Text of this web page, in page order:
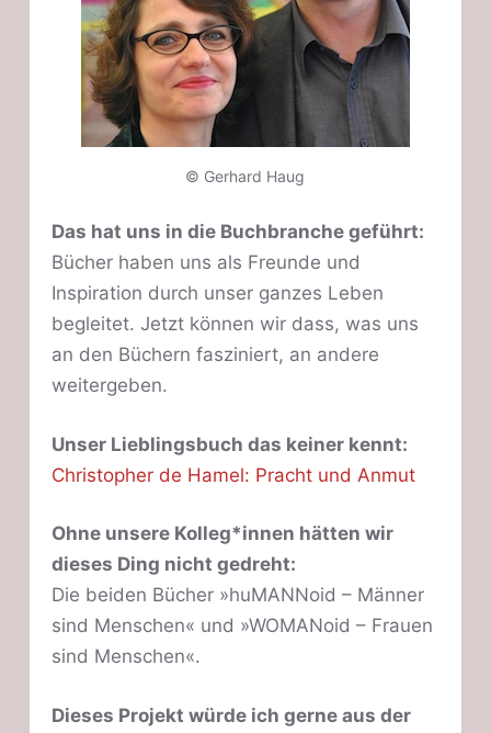
© Gerhard Haug
Das hat uns in die Buchbranche geführt:
Bücher haben uns als Freunde und
Inspiration durch unser ganzes Leben
begleitet. Jetzt können wir dass, was uns
an den Büchern fasziniert, an andere
weitergeben.
Unser Lieblingsbuch das keiner kennt:
Christopher de Hamel: Pracht und Anmut
Ohne unsere Kolleg*innen hätten wir
dieses Ding nicht gedreht:
Die beiden Bücher »huMANNoid – Männer
sind Menschen« und »WOMANoid – Frauen
sind Menschen«.
Dieses Projekt würde ich gerne aus der